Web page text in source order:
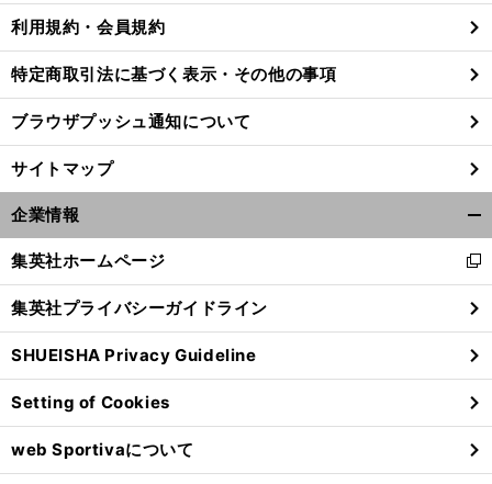
利用規約・会員規約
特定商取引法に基づく表示・その他の事項
ブラウザプッシュ通知について
サイトマップ
企業情報
閉
る
集英社ホームページ
新
し
い
ウ
ィ
ン
ド
ウ
で
開
集英社プライバシーガイドライン
SHUEISHA Privacy Guideline
Setting of Cookies
web Sportivaについて